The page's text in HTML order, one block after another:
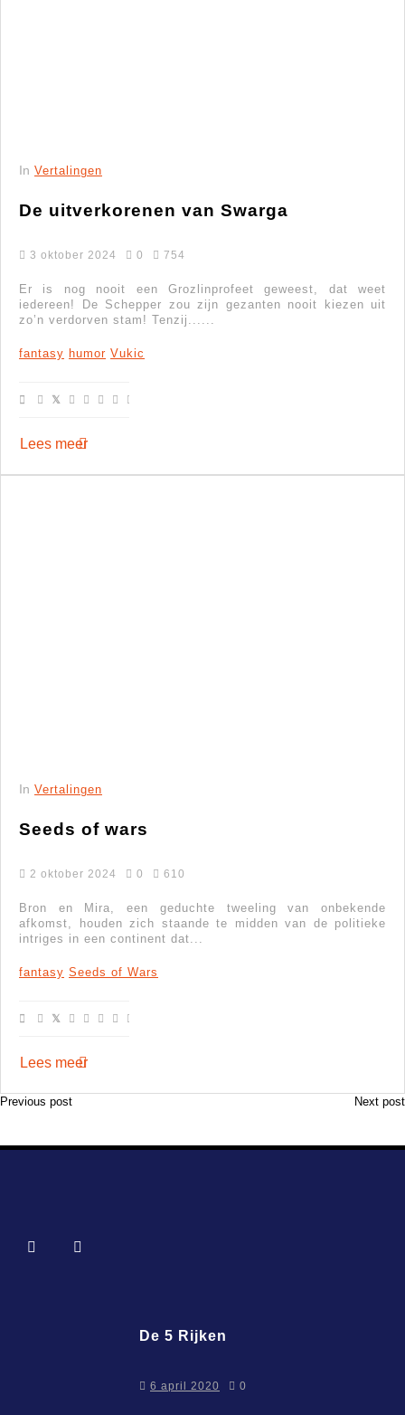
In Vertalingen
De uitverkorenen van Swarga
3 oktober 2024 0 754
Er is nog nooit een Grozlinprofeet geweest, dat weet
iedereen! De Schepper zou zijn gezanten nooit kiezen uit
zo’n verdorven stam! Tenzij......
fantasy humor Vukic
Lees meer
In Vertalingen
Seeds of wars
2 oktober 2024 0 610
Bron en Mira, een geduchte tweeling van onbekende
afkomst, houden zich staande te midden van de politieke
intriges in een continent dat...
fantasy Seeds of Wars
Lees meer
Bericht
Previous post Next post
De 5 Rijken
6 april 2020 0